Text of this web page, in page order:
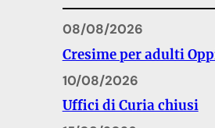
08/08/2026
Cresime per adulti
10/08/2026
Uffici di Curia chiusi